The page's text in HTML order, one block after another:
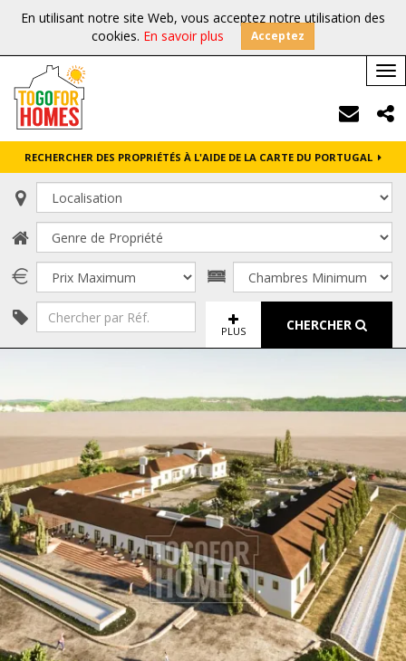
En utilisant notre site Web, vous acceptez notre utilisation des
cookies. En savoir plus Acceptez
RECHERCHER DES PROPRIÉTÉS À L'AIDE DE LA CARTE DU PORTUGAL
PLUS CHERCHER